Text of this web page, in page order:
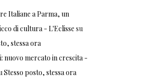
Italiane a Parma, un
di cultura - L'Eclisse su
stessa ora
nuovo mercato in crescita -
Stesso posto, stessa ora